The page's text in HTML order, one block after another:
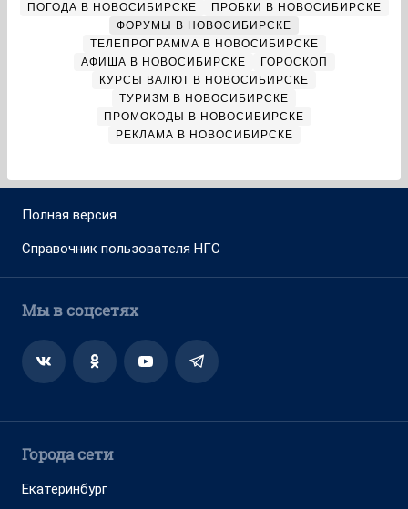
ПОГОДА В НОВОСИБИРСКЕ
ПРОБКИ В НОВОСИБИРСКЕ
ФОРУМЫ В НОВОСИБИРСКЕ
ТЕЛЕПРОГРАММА В НОВОСИБИРСКЕ
АФИША В НОВОСИБИРСКЕ
ГОРОСКОП
КУРСЫ ВАЛЮТ В НОВОСИБИРСКЕ
ТУРИЗМ В НОВОСИБИРСКЕ
ПРОМОКОДЫ В НОВОСИБИРСКЕ
РЕКЛАМА В НОВОСИБИРСКЕ
Полная версия
Справочник пользователя НГС
Мы в соцсетях
Города сети
Екатеринбург